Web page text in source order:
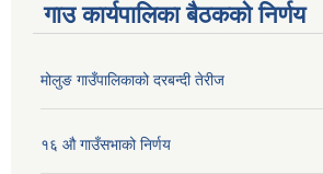
गाउ कार्यपालिका बैठकको निर्णय
मोलुङ गाउँपालिकाको दरबन्दी तेरीज
१६ औ गाउँसभाको निर्णय